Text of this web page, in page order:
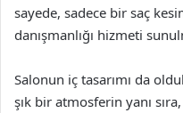
sayede, sadece bir saç
danışmanlığı hizmeti
Salonun iç tasarımı da
şık bir atmosferin yanı